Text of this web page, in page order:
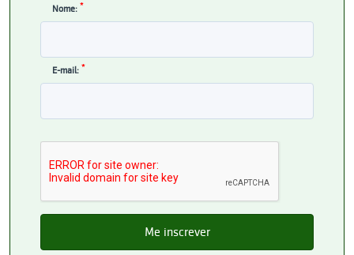
Nome: *
E-mail: *